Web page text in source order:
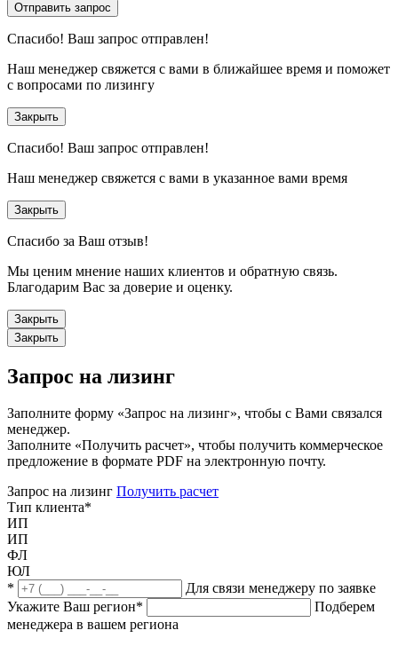
Отправить запрос
Спасибо! Ваш запрос отправлен!
Наш менеджер свяжется с вами в ближайшее время и поможет
с вопросами по лизингу
Закрыть
Спасибо! Ваш запрос отправлен!
Наш менеджер свяжется с вами в указанное вами время
Закрыть
Спасибо за Ваш отзыв!
Мы ценим мнение наших клиентов и обратную связь.
Благодарим Вас за доверие и оценку.
Закрыть
Закрыть
Запрос на лизинг
Заполните форму «Запрос на лизинг», чтобы с Вами связался
менеджер.
Заполните «Получить расчет», чтобы получить коммерческое
предложение в формате PDF на электронную почту.
Запрос на лизинг Получить расчет
Тип клиента*
ИП
ИП
ФЛ
ЮЛ
*
Для связи менеджеру по заявке
Укажите Ваш регион*
Подберем
менеджера в вашем региона